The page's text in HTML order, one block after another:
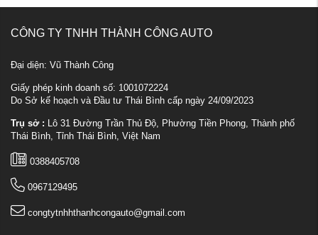
CÔNG TY TNHH THÀNH CÔNG AUTO
Đại diện: Vũ Thành Công
Giấy phép kinh doanh số: 1001072224
Do Sở kế hoạch và Đầu tư Thái Bình cấp ngày 24/09/2023
Trụ sở : Lô 31 Đường Trần Thủ Độ, Phường Tiền Phong, Thành phố
Thái Bình, Tỉnh Thái Bình, Việt Nam
0388405708
0967129495
congtytnhhthanhcongauto@gmail.com